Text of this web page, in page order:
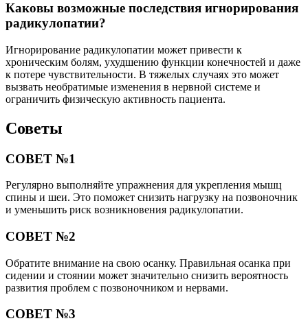
Каковы возможные последствия игнорирования
радикулопатии?
Игнорирование радикулопатии может привести к
хроническим болям, ухудшению функции конечностей и даже
к потере чувствительности. В тяжелых случаях это может
вызвать необратимые изменения в нервной системе и
ограничить физическую активность пациента.
Советы
СОВЕТ №1
Регулярно выполняйте упражнения для укрепления мышц
спины и шеи. Это поможет снизить нагрузку на позвоночник
и уменьшить риск возникновения радикулопатии.
СОВЕТ №2
Обратите внимание на свою осанку. Правильная осанка при
сидении и стоянии может значительно снизить вероятность
развития проблем с позвоночником и нервами.
СОВЕТ №3